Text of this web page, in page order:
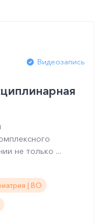
Видеозапись
не только ...
| ВО